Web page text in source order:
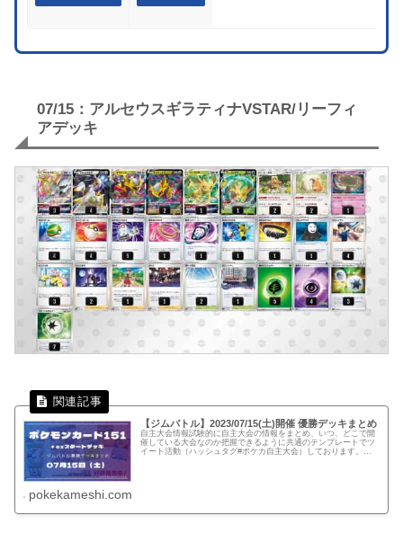
07/15：アルセウスギラティナVSTAR/リーフィ
アデッキ
【ジムバトル】2023/07/15(土)開催 優勝デッキまとめ
自主大会情報試験的に自主大会の情報をまとめ、いつ、どこで開
催している大会なのか把握できるように共通のテンプレートでツ
イート活動（ハッシュタグ#ポケカ自主大会）しております。下
pokekameshi.com